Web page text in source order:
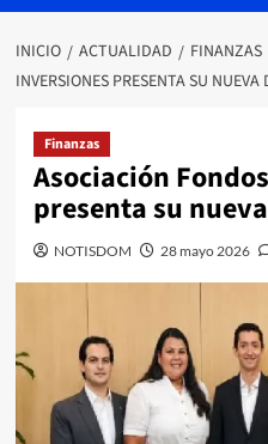
INICIO ACTUALIDAD FINANZAS
INVERSIONES PRESENTA SU NUEVA
Finanzas
Asociación
presenta su
NOTISDOM 28 mayo 2026